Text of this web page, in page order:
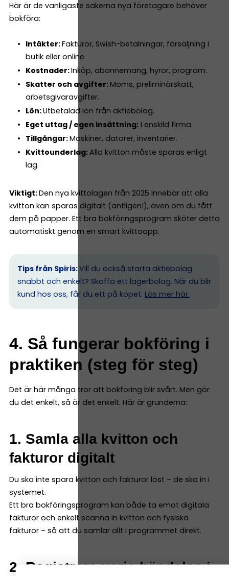
Här är de vanligaste sakerna nya företagare behöver
bokföra:
Intäkter:Fakturor, Swish-betalningar, försäljning i
butik eller online.
Kostnader:Inköp, abonnemang, hyror, program.
Skatter och avgifter: Moms, preliminärskatt,
arbetsgivaravgifter.
Lön:Utbetalad lön från aktiebolag.
Eget uttag / egen insättning:I enskild firma.
Tillgångar:Maskiner, datorer, inventarier.
Kvittounderlag:Alla kvitton måste sparas enligt
lag.
Viktigt:Den nya kvittolagen från 2025 innebär att alla
kvitton kan sparas digitalt (äntligen!), även om du fått
dem på papper. Ett bra bokföringsprogram sköter detta
automatiskt genom en smart kvittoapp.
Tips från Spiris:Vill du också starta aktiebolag
snabbt och enkelt? Skaffa ett lagerbolag. När du blir
kund hos oss, får du ett på köpet. Läs mer här.
4. Så fungerar bokföring i
praktiken (steg för steg)
Det är här många tror att bokföring blir svårt. Men gör
du det enkelt, så är det enkelt. Här är grunderna:
1. Samla alla kvitton och
fakturor digitalt
Du ska inte spara kvitton och fakturor löst – de ska in i
systemet.
Ett bra bokföringsprogram kan både ta emot digitala
fakturor och enkelt scanna in kvitton och fysiska
fakturor – så att du samlar allt i programmet direkt.
2. Registrera varje händelse i